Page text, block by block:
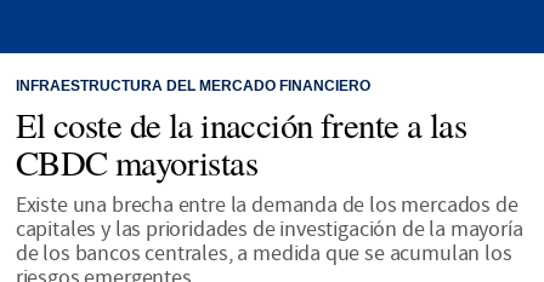
INFRAESTRUCTURA DEL MERCADO FINANCIERO
El coste de la inacción frente a las
CBDC mayoristas
Existe una brecha entre la demanda de los mercados de
capitales y las prioridades de investigación de la mayoría
de los bancos centrales, a medida que se acumulan los